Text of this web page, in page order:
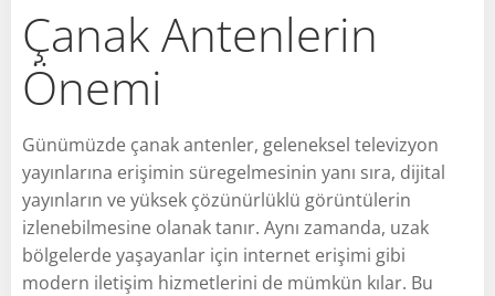
Çanak Antenlerin
Önemi
Günümüzde çanak antenler, geleneksel televizyon
yayınlarına erişimin süregelmesinin yanı sıra, dijital
yayınların ve yüksek çözünürlüklü görüntülerin
izlenebilmesine olanak tanır. Aynı zamanda, uzak
bölgelerde yaşayanlar için internet erişimi gibi
modern iletişim hizmetlerini de mümkün kılar. Bu